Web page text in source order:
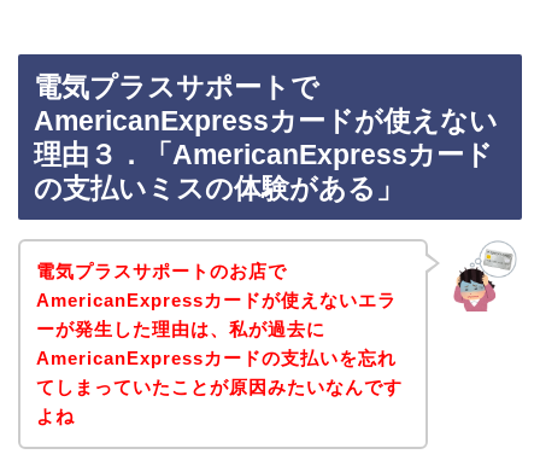
電気プラスサポートで
AmericanExpressカードが使えない
理由３．「AmericanExpressカード
の支払いミスの体験がある」
電気プラスサポートのお店で
AmericanExpressカードが使えないエラ
ーが発生した理由は、私が過去に
AmericanExpressカードの支払いを忘れ
てしまっていたことが原因みたいなんです
よね